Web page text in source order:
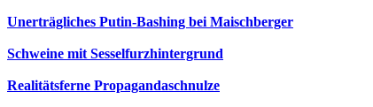
Unerträgliches Putin-Bashing bei Maischberger
Schweine mit Sesselfurzhintergrund
Realitätsferne Propagandaschnulze